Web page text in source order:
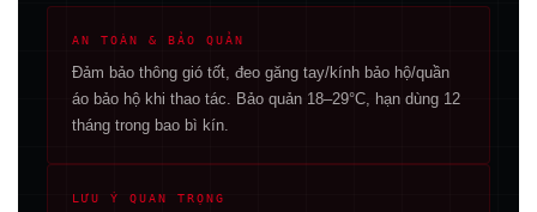
AN TOÀN & BẢO QUẢN
Đảm bảo thông gió tốt, đeo găng tay/kính bảo hộ/quần
áo bảo hộ khi thao tác. Bảo quản 18–29°C, hạn dùng 12
tháng trong bao bì kín.
LƯU Ý QUAN TRỌNG